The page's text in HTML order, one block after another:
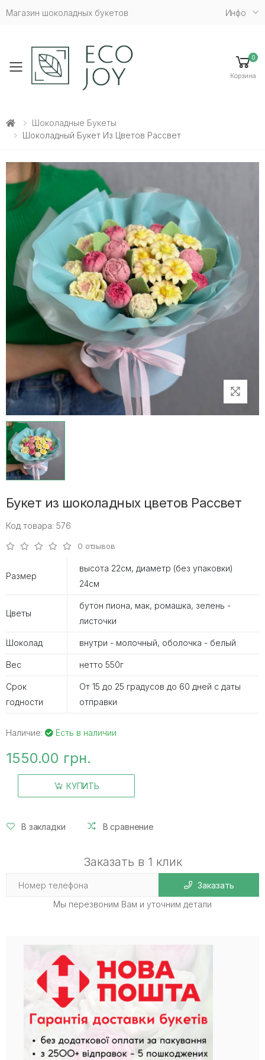
Магазин шоколадных букетов Инфо
Toggle mobile menu
0
Корзина
Шоколадные Букеты
Шоколадный Букет Из Цветов Рассвет
Букет из шоколадных цветов Рассвет
Код товара: 576
0 отзывов
Размер
высота 22см, диаметр (без упаковки)
24см
Цветы
бутон пиона, мак, ромашка, зелень -
листочки
Шоколад внутри - молочный, оболочка - белый
Вес нетто 550г
Срок
годности
От 15 до 25 градусов до 60 дней с даты
отправки
Наличие: Есть в наличии
1550.00 грн.
КУПИТЬ
В закладки В сравнение
Заказать в 1 клик
Заказать
Мы перезвоним Вам и уточним детали